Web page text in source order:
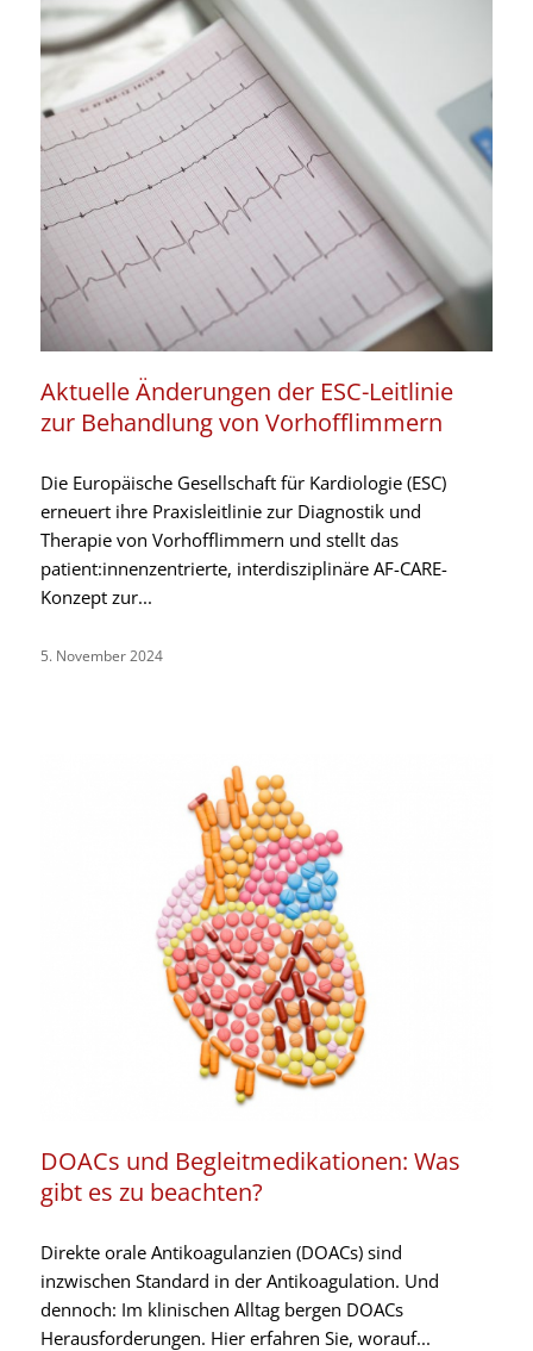
Aktuelle Änderungen der ESC-Leitlinie
zur Behandlung von Vorhofflimmern
Die Europäische Gesellschaft für Kardiologie (ESC)
erneuert ihre Praxisleitlinie zur Diagnostik und
Therapie von Vorhofflimmern und stellt das
patient:innenzentrierte, interdisziplinäre AF-CARE-
Konzept zur...
5. November 2024
DOACs und Begleitmedikationen: Was
gibt es zu beachten?
Direkte orale Antikoagulanzien (DOACs) sind
inzwischen Standard in der Antikoagulation. Und
dennoch: Im klinischen Alltag bergen DOACs
Herausforderungen. Hier erfahren Sie, worauf...